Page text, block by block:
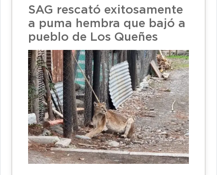
SAG rescató exitosamente
a puma hembra que bajó a
pueblo de Los Queñes